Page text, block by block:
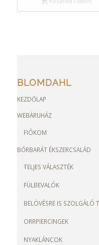
BLOMDAHL
KEZDŐLAP
WEBÁRUHÁZ
FIÓKOM
BŐRBARÁT ÉKSZERCSALÁD
TELJES VÁLASZTÉK
FÜLBEVALÓK
BELÖVÉSRE IS SZOLGÁLÓ
ORRPIERCINGEK
NYAKLÁNCOK